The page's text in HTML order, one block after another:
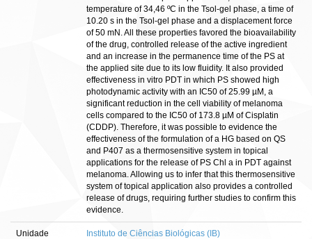
temperature of 34,46 ºC in the Tsol-gel phase, a time of
10.20 s in the Tsol-gel phase and a displacement force
of 50 mN. All these properties favored the bioavailability
of the drug, controlled release of the active ingredient
and an increase in the permanence time of the PS at
the applied site due to its low fluidity. It also provided
effectiveness in vitro PDT in which PS showed high
photodynamic activity with an IC50 of 25.99 µM, a
significant reduction in the cell viability of melanoma
cells compared to the IC50 of 173.8 µM of Cisplatin
(CDDP). Therefore, it was possible to evidence the
effectiveness of the formulation of a HG based on QS
and P407 as a thermosensitive system in topical
applications for the release of PS Chl a in PDT against
melanoma. Allowing us to infer that this thermosensitive
system of topical application also provides a controlled
release of drugs, requiring further studies to confirm this
evidence.
Unidade
Instituto de Ciências Biológicas (IB)